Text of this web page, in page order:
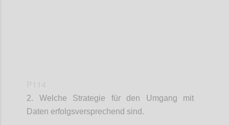
2. Welche Strategie für den Umgang mit
Daten erfolgsversprechend sind.